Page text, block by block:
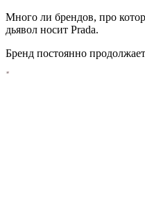
Много ли брендов, про
дьявол носит Prаda.
Бренд постоянно